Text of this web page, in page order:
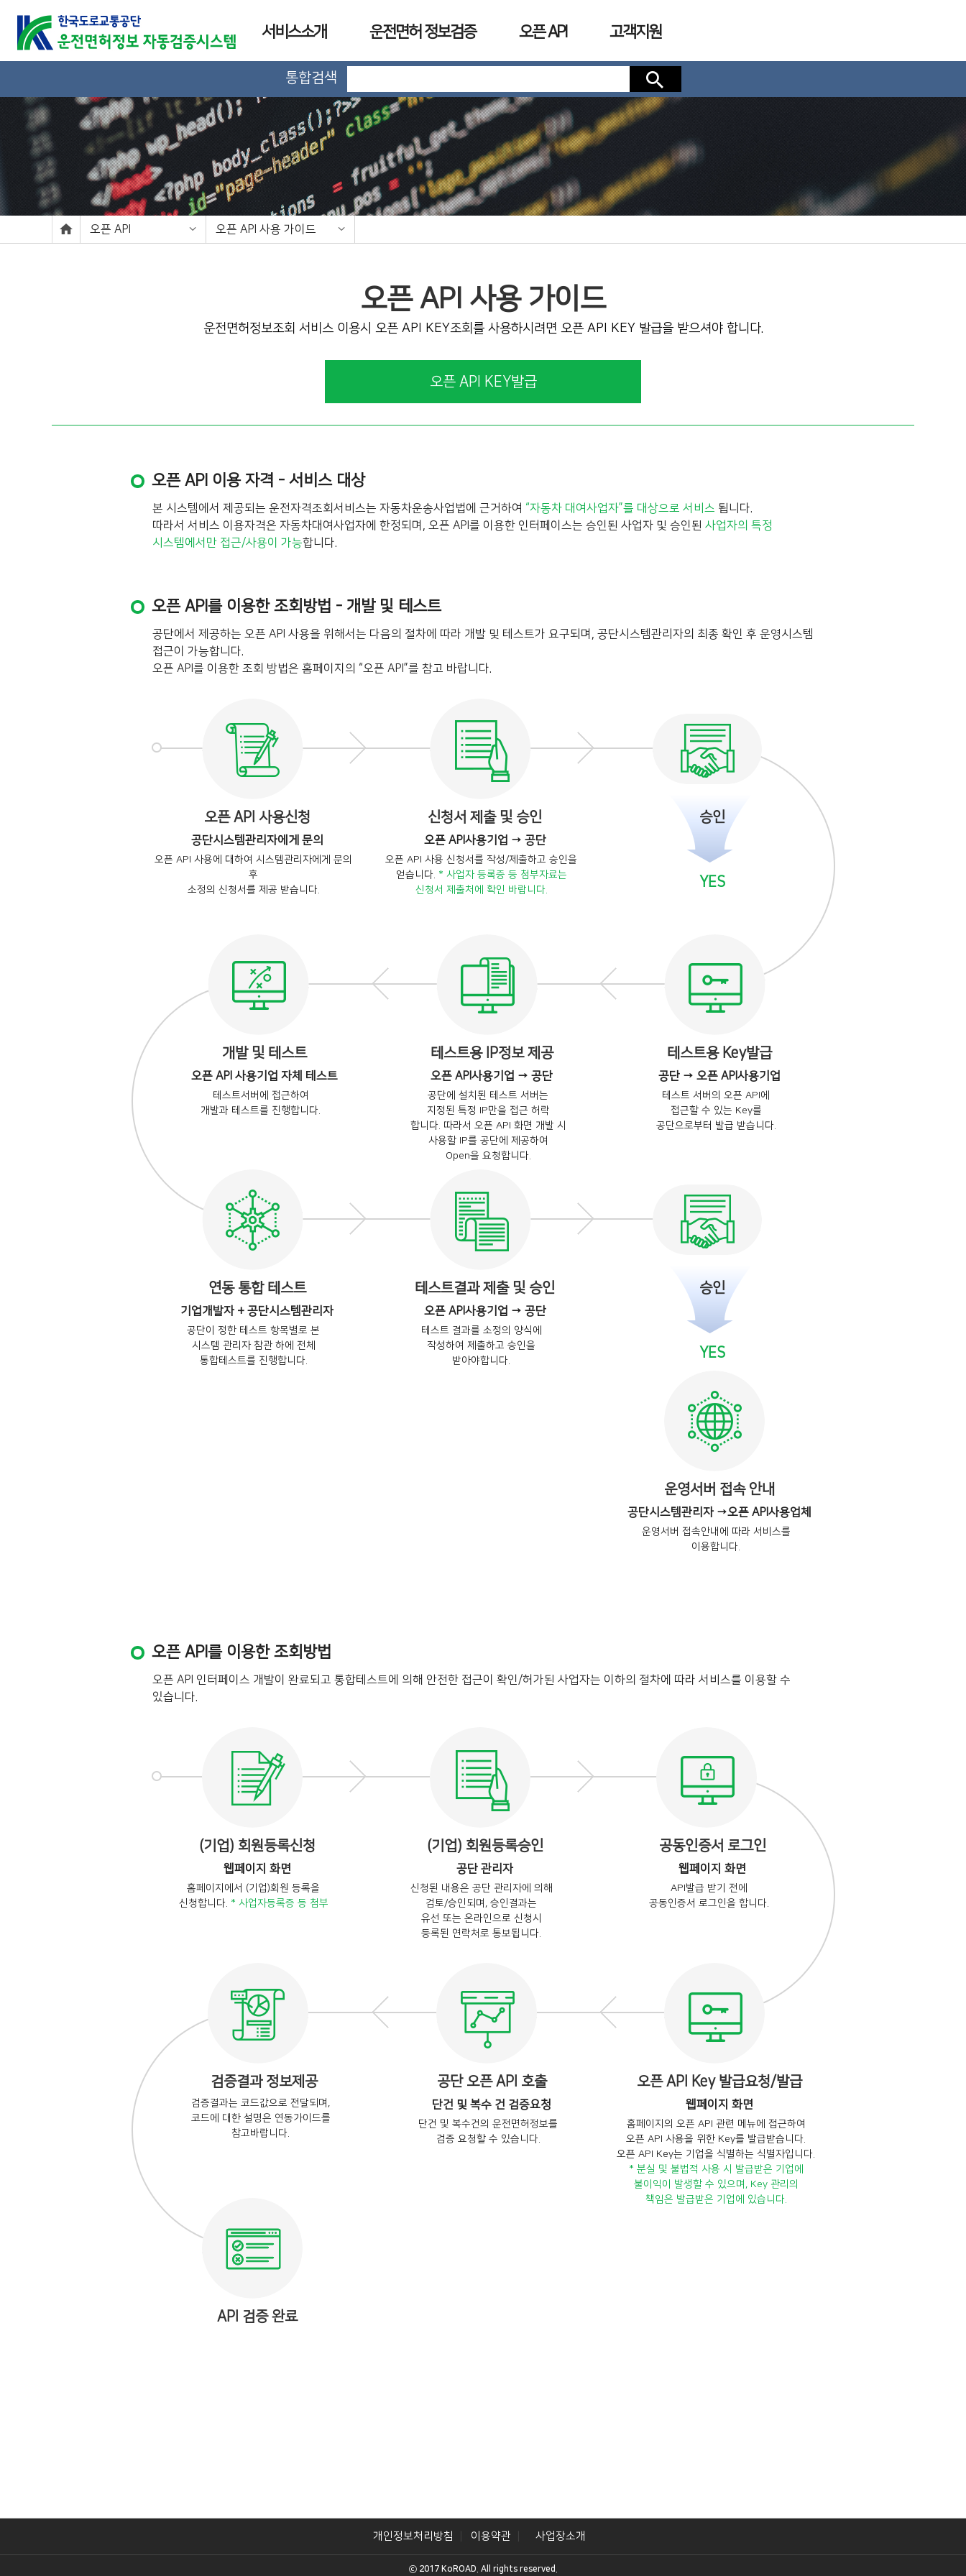
서비스소개 운전면허 정보검증 오픈 API 고객지원
통합검색 검색
오픈 API 오픈 API 사용 가이드
오픈 API 사용 가이드
운전면허정보조회 서비스 이용시 오픈 API KEY조회를 사용하시려면 오픈 API KEY 발급을 받으셔야 합니다.
오픈 API KEY발급
오픈 API 이용 자격 - 서비스 대상
본 시스템에서 제공되는 운전자격조회서비스는 자동차운송사업법에 근거하여 “자동차 대여사업자”를 대상으로 서비스 됩니다.
따라서 서비스 이용자격은 자동차대여사업자에 한정되며, 오픈 API를 이용한 인터페이스는 승인된 사업자 및 승인된 사업자의 특정
시스템에서만 접근/사용이 가능합니다.
오픈 API를 이용한 조회방법 - 개발 및 테스트
공단에서 제공하는 오픈 API 사용을 위해서는 다음의 절차에 따라 개발 및 테스트가 요구되며, 공단시스템관리자의 최종 확인 후 운영시스템
접근이 가능합니다.
오픈 API를 이용한 조회 방법은 홈페이지의 “오픈 API”를 참고 바랍니다.
오픈 API 사용신청
공단시스템관리자에게 문의
오픈 API 사용에 대하여 시스템관리자에게 문의
후
소정의 신청서를 제공 받습니다.
신청서 제출 및 승인
오픈 API사용기업 → 공단
오픈 API 사용 신청서를 작성/제출하고 승인을
얻습니다. * 사업자 등록증 등 첨부자료는
신청서 제출처에 확인 바랍니다.
승인
YES
테스트용 Key발급
공단 → 오픈 API사용기업
테스트 서버의 오픈 API에
접근할 수 있는 Key를
공단으로부터 발급 받습니다.
테스트용 IP정보 제공
오픈 API사용기업 → 공단
공단에 설치된 테스트 서버는
지정된 특정 IP만을 접근 허락
합니다. 따라서 오픈 API 화면 개발 시
사용할 IP를 공단에 제공하여
Open을 요청합니다.
개발 및 테스트
오픈 API 사용기업 자체 테스트
테스트서버에 접근하여
개발과 테스트를 진행합니다.
연동 통합 테스트
기업개발자 + 공단시스템관리자
공단이 정한 테스트 항목별로 본
시스템 관리자 참관 하에 전체
통합테스트를 진행합니다.
테스트결과 제출 및 승인
오픈 API사용기업 → 공단
테스트 결과를 소정의 양식에
작성하여 제출하고 승인을
받아야합니다.
승인
YES
운영서버 접속 안내
공단시스템관리자 →오픈 API사용업체
운영서버 접속안내에 따라 서비스를
이용합니다.
오픈 API를 이용한 조회방법
오픈 API 인터페이스 개발이 완료되고 통합테스트에 의해 안전한 접근이 확인/허가된 사업자는 이하의 절차에 따라 서비스를 이용할 수
있습니다.
(기업) 회원등록신청
웹페이지 화면
홈페이지에서 (기업)회원 등록을
신청합니다. * 사업자등록증 등 첨부
(기업) 회원등록승인
공단 관리자
신청된 내용은 공단 관리자에 의해
검토/승인되며, 승인결과는
유선 또는 온라인으로 신청시
등록된 연락처로 통보됩니다.
공동인증서 로그인
웹페이지 화면
API발급 받기 전에
공동인증서 로그인을 합니다.
오픈 API Key 발급요청/발급
웹페이지 화면
홈페이지의 오픈 API 관련 메뉴에 접근하여
오픈 API 사용을 위한 Key를 발급받습니다.
오픈 API Key는 기업을 식별하는 식별자입니다.
* 분실 및 불법적 사용 시 발급받은 기업에
불이익이 발생할 수 있으며, Key 관리의
책임은 발급받은 기업에 있습니다.
공단 오픈 API 호출
단건 및 복수 건 검증요청
단건 및 복수건의 운전면허정보를
검증 요청할 수 있습니다.
검증결과 정보제공
검증결과는 코드값으로 전달되며,
코드에 대한 설명은 연동가이드를
참고바랍니다.
API 검증 완료
개인정보처리방침 이용약관 사업장소개
ⓒ 2017 KoROAD. All rights reserved.